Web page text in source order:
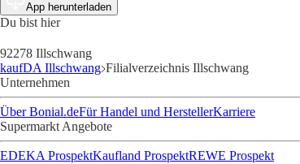
App herunterladen
Du bist hier
92278 Illschwang
kaufDA Illschwang Filialverzeichnis Illschwang
Unternehmen
Über Bonial.deFür Handel und HerstellerKarriere
Supermarkt Angebote
EDEKA ProspektKaufland ProspektREWE Prospekt